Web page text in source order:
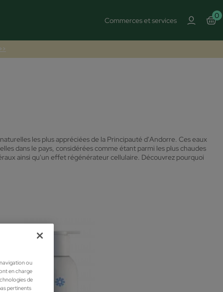
Commerces et services
0
les plus appréciées de la Principauté d'Andorre. Ces eaux
dans le pays, considérées comme étant parmi les plus chaudes
ainsi qu'un effet régénérateur cellulaire. Découvrez pourquoi
ou
en charge
de
pertinents